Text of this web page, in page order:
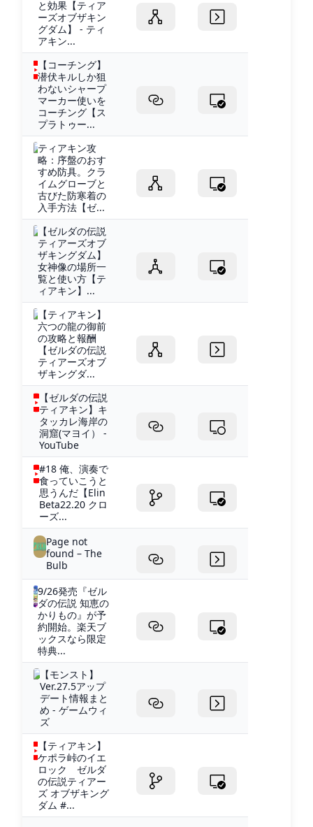
と効果【ティア
ーズオブザキン
グダム】 - ティ
アキン...
【コーチング】
潜伏キルしか狙
わないシャープ
マーカー使いを
コーチング【ス
プラトゥー...
ティアキン攻
略：序盤のおす
すめ防具。クラ
イムグローブと
古びた防寒着の
入手方法【ゼ...
【ゼルダの伝説
ティアーズオブ
ザキングダム】
女神像の場所一
覧と使い方【テ
ィアキン】...
【ティアキン】
六つの龍の御前
の攻略と報酬
【ゼルダの伝説
ティアーズオブ
ザキングダ...
【ゼルダの伝説
ティアキン】キ
タッカレ海岸の
洞窟(マヨイ） -
YouTube
#18 俺、演奏で
食っていこうと
思うんだ【Elin
Beta22.20 クロ
ーズ...
Page not
found – The
Bulb
9/26発売『ゼル
ダの伝説 知恵の
かりもの』が予
約開始。楽天ブ
ックスなら限定
特典...
【モンスト】
Ver.27.5アップ
デート情報まと
め - ゲームウィ
ズ
【ティアキン】
ケポラ峠のイエ
ロック ゼルダ
の伝説ティアー
ズ オブザキング
ダム #...